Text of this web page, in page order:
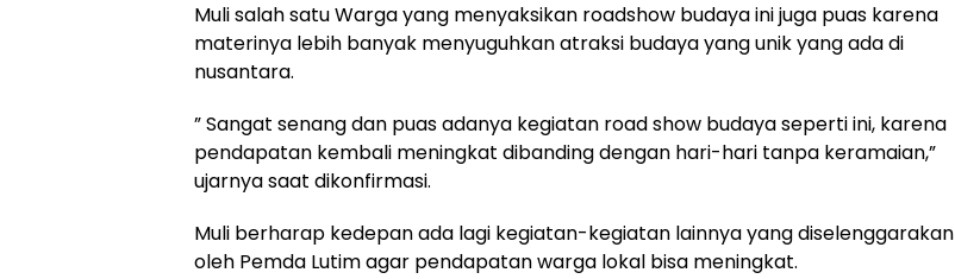
Muli salah satu Warga yang menyaksikan roadshow budaya ini juga puas karena
materinya lebih banyak menyuguhkan atraksi budaya yang unik yang ada di
nusantara.
” Sangat senang dan puas adanya kegiatan road show budaya seperti ini, karena
pendapatan kembali meningkat dibanding dengan hari-hari tanpa keramaian,”
ujarnya saat dikonfirmasi.
Muli berharap kedepan ada lagi kegiatan-kegiatan lainnya yang diselenggarakan
oleh Pemda Lutim agar pendapatan warga lokal bisa meningkat.